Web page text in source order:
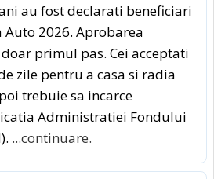
au fost declarati beneficiari
2026. Aprobarea
primul pas. Cei acceptati
zile pentru a casa si radia
trebuie sa incarce
Administratiei Fondului
...continuare.